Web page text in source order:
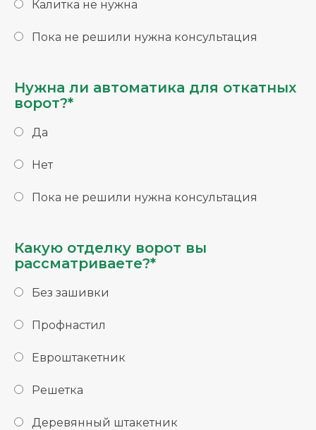
Калитка не нужна
Пока не решили нужна консультация
Нужна ли автоматика для откатных
ворот?*
Да
Нет
Пока не решили нужна консультация
Какую отделку ворот вы
рассматриваете?*
Без зашивки
Профнастил
Евроштакетник
Решетка
Деревянный штакетник